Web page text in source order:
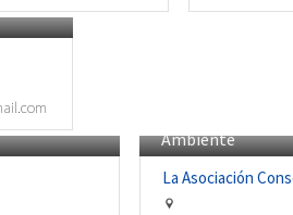
Ambiente
La Asociación